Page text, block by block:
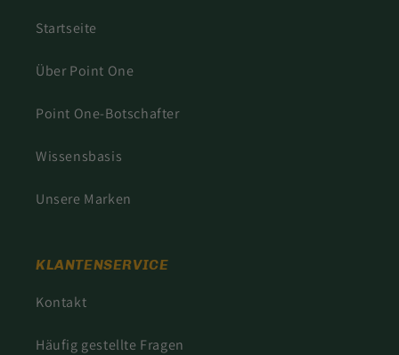
Startseite
Über Point One
Point One-Botschafter
Wissensbasis
Unsere Marken
KLANTENSERVICE
Kontakt
Häufig gestellte Fragen